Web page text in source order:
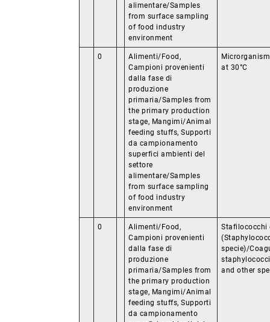
alimentare/Samples
from surface sampling
of food industry
environment
0
Alimenti/Food,
Campioni provenienti
dalla fase di
produzione
primaria/Samples from
the primary production
stage, Mangimi/Animal
feeding stuffs, Supporti
da campionamento
superfici ambienti del
settore
alimentare/Samples
from surface sampling
of food industry
environment
at 30°C
0
Alimenti/Food,
Campioni provenienti
dalla fase di
produzione
primaria/Samples from
the primary production
stage, Mangimi/Animal
feeding stuffs, Supporti
da campionamento
Stafilococchi
specie)/
and other